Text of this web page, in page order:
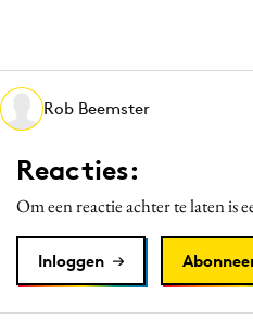
Martech
Media
Merkstrategie
PR
Programmatic
Reputatie & crisis
Rob Beemster
Reacties:
Om een reactie achter te laten is
Inloggen